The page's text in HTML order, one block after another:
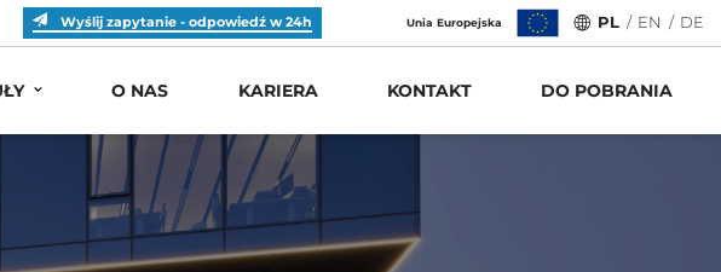
Wyślij zapytanie - odpowiedź w 24h Unia Europejska PL / EN / DE
O NAS KARIERA KONTAKT DO POBRANIA